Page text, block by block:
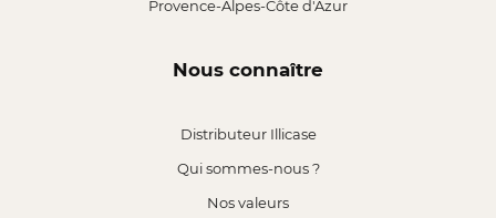
Provence-Alpes-Côte d'Azur
Nous connaître
Distributeur Illicase
Qui sommes-nous ?
Nos valeurs